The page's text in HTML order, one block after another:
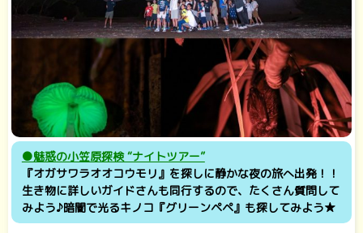
●魅惑の小笠原探検 “ナイトツアー”
『オガサワラオオコウモリ』を探しに静かな夜の旅へ出発！！
生き物に詳しいガイドさんも同行するので、たくさん質問して
みよう♪暗闇で光るキノコ『グリーンペペ』も探してみよう★